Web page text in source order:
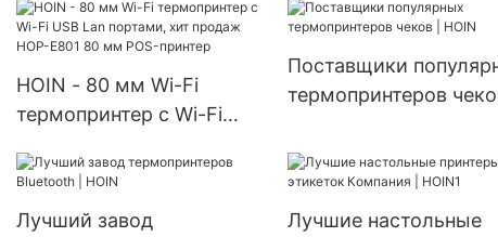
ленточным переносом,
промышленный
настольный
USB+Bluetooth принтер
HOIN - 80 мм Wi-Fi
термопринтер с Wi-Fi
продаж HOP-E801 80 мм
Поставщики
термопринтеров
Лучший завод
Лучшие настольные